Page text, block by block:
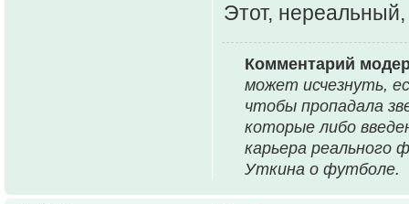
Этот,
Комментарий
может исчезнуть,
чтобы пропадала
которые либо
карьера реального
Уткина о футболе.